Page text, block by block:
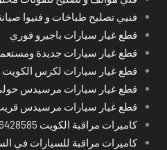
فنيي تصليح طباخات و فنيوا
قطع غيار سيارات باجيرو فوري
قطع غيار سيارات جديدة
قطع غيار سيارات لكزس الكويت
قطع غيار سيارات مرسيدس
قطع غيار سيارات مرسيدس
كاميرات مراقبة الكويت 66428585
كاميرات مراقبة للسيارات في